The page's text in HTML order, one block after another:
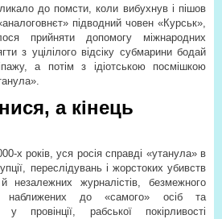
до помсти, коли вибухнув і пішов
підводний човен «Курськ»,
прийняти допомогу міжнародних
з уцілілого відсіку субмарини бодай
а потім з ідіотською посмішкою
а кінець
х років, уся росія справді «утанула» в
переслідувань і жорстоких убивств
й незалежних журналістів, безмежного
наближених до «самого» осіб та
у провінції, рабської покірливості